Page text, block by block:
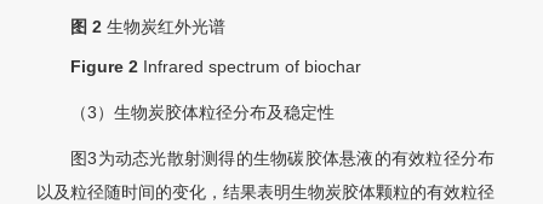
图 2 生物炭红外光谱
Figure 2 Infrared spectrum of biochar
（3）生物炭胶体粒径分布及稳定性
图3为动态光散射测得的生物碳胶体悬液的有效粒径分布
以及粒径随时间的变化，结果表明生物炭胶体颗粒的有效粒径